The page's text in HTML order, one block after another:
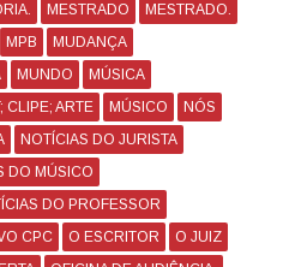
MESTRADO
MESTRADO.
MPB
MUDANÇA
MUNDO
MÚSICA
CLIPE; ARTE
MÚSICO
NÓS
NOTÍCIAS DO JURISTA
DO MÚSICO
DO PROFESSOR
CPC O ESCRITOR
O JUIZ